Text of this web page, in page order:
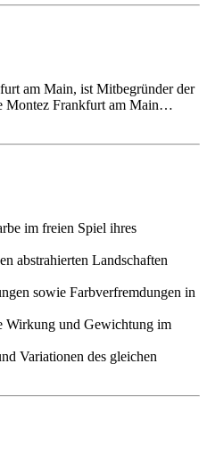
am Main, ist Mitbegründer der
Montez Frankfurt am Main…
im freien Spiel ihres
abstrahierten Landschaften
sowie Farbverfremdungen in
Wirkung und Gewichtung im
Variationen des gleichen